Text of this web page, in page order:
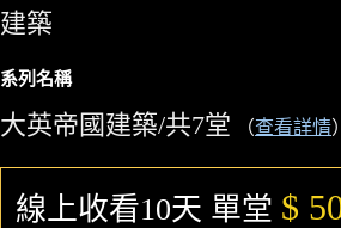
建築
系列名稱
大英帝國建築/共7堂 （查看詳情）
線上收看10天 單堂 $